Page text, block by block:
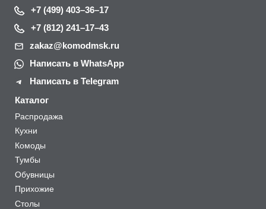
+7 (499) 403–36–17
+7 (812) 241–17–43
zakaz@komodmsk.ru
Написать в WhatsApp
Написать в Telegram
Каталог
Распродажа
Кухни
Комоды
Тумбы
Обувницы
Прихожие
Столы